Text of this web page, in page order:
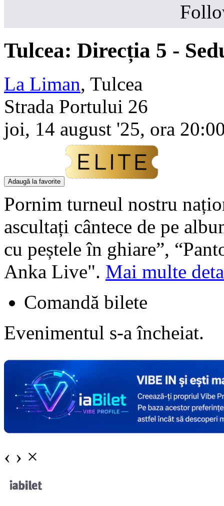
Tulcea: Direcția 5 -
La Liman, Tulcea
Strada Portului 26
joi, 14 august '25, ora
Adaugă la favorite
Pornim turneul nostru
ascultați cântece de pe
cu peștele în ghiare”,
Anka Live". Mai multe
Comandă bilete
Evenimentul s-a încheiat.
‹ › ×